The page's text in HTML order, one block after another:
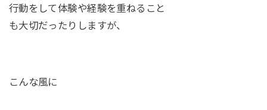
行動をして体験や経験を重ねること
も大切だったりしますが、
こんな風に